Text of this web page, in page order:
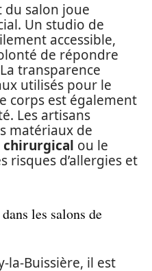
du salon joue
Un studio de
accessible,
de répondre
transparence
utilisés pour le
corps est également
Les artisans
matériaux de
chirurgical ou le
risques d’allergies et
les salons de
la-Buissière, il est